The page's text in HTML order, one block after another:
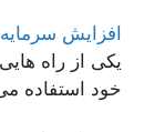
افزایش سرمایه
یکی از راه
خود استفاده